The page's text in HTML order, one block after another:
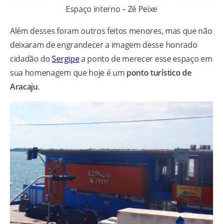
Espaço interno – Zé Peixe
Além desses foram outros feitos menores, mas que não
deixaram de engrandecer a imagem desse honrado
cidadão doSergipea ponto de merecer esse espaço em
sua homenagem que hoje é um ponto turístico de
Aracaju.